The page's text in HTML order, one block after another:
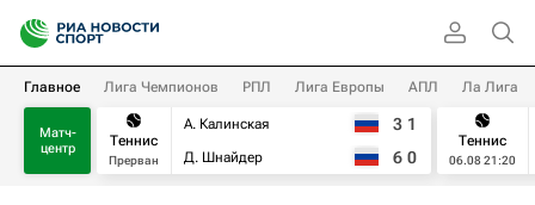
Главное Лига Чемпионов РПЛ Лига Европы АПЛ Ла Лига
Матч-
центр
Теннис
Прерван
А. Калинская
Д. Шнайдер
3 1
6 0
Теннис
06.08 21:20